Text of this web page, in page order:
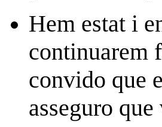
Hem estat i
continuarem
convido que
asseguro